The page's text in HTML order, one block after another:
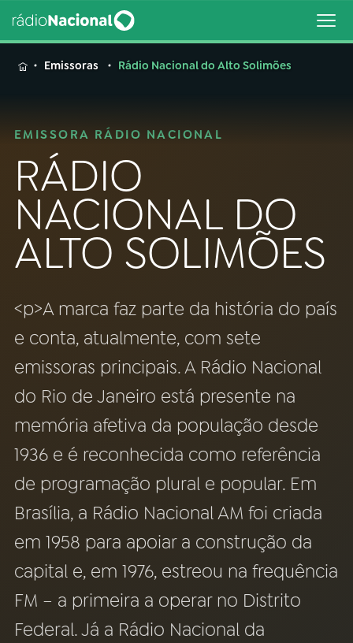
MENU
na
Rádio
Nacional
AO VIVO
02A RÁDIO
03PROGRAMAÇÃO
05PODCASTS
06VIDEOCASTS
07ÚLTIMAS
Emissoras Rádio Nacional do Alto Solimões
EMISSORA RÁDIO NACIONAL
RÁDIO
NACIONAL DO
ALTO SOLIMÕES
<p>A marca faz parte da história do país
e conta, atualmente, com sete
emissoras principais. A Rádio Nacional
do Rio de Janeiro está presente na
memória afetiva da população desde
1936 e é reconhecida como referência
de programação plural e popular. Em
Brasília, a Rádio Nacional AM foi criada
em 1958 para apoiar a construção da
capital e, em 1976, estreou na frequência
FM – a primeira a operar no Distrito
Federal. Já a Rádio Nacional da